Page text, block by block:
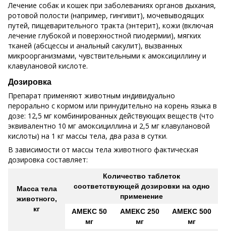
Лечение собак и кошек при заболеваниях органов дыхания,
ротовой полости (например, гингивит), мочевыводящих
путей, пищеварительного тракта (энтерит), кожи (включая
лечение глубокой и поверхностной пиодермии), мягких
тканей (абсцессы и анальный сакулит), вызванных
микроорганизмами, чувствительными к амоксициллину и
клавулановой кислоте.
Дозировка
Препарат применяют животным индивидуально
перорально с кормом или принудительно на корень языка в
дозе: 12,5 мг комбинированных действующих веществ (что
эквивалентно 10 мг амоксициллина и 2,5 мг клавулановой
кислоты) на 1 кг массы тела, два раза в сутки.
В зависимости от массы тела животного фактическая
дозировка составляет:
Масса тела
животного,
кг
Количество таблеток
соответствующей дозировки на одно
применение
АМЕКС 50
мг
АМЕКС 250
мг
АМЕКС 500
мг